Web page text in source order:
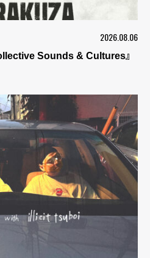
2026.08.06
Sounds & Cultures』